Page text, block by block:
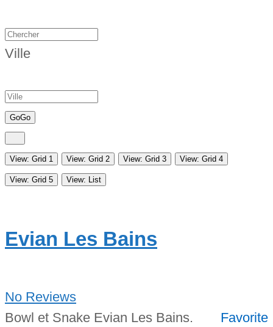
Ville
GoGo
View: Grid 1 View: Grid 2 View: Grid 3 View: Grid 4
View: Grid 5 View: List
Evian Les Bains
No Reviews
Favorite
Bowl et Snake Evian Les Bains.